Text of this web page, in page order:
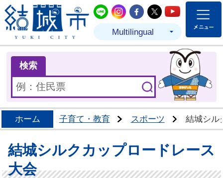
結城市公式LINE
結城市公式Instagram
結城市公式
結城市公式
結城市
Multilingual
検索
ホーム 子育て・教育 スポーツ 結城シル
結城シルクカップロードレース
大会